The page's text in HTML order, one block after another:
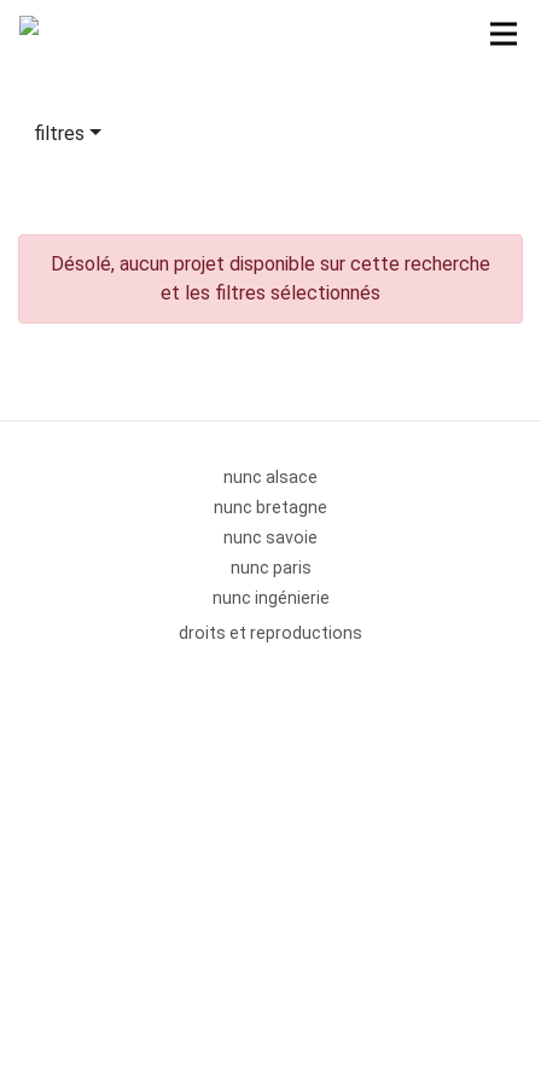
filtres
Désolé, aucun projet disponible sur cette recherche
et les filtres sélectionnés
nunc alsace
nunc bretagne
nunc savoie
nunc paris
nunc ingénierie
droits et reproductions